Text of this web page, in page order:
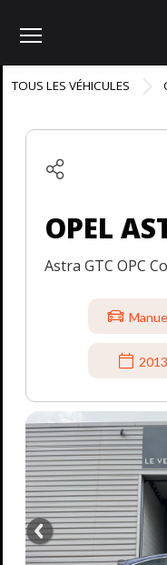
TOUS LES VÉHICULES
OPEL
Astra GTC OPC
2013